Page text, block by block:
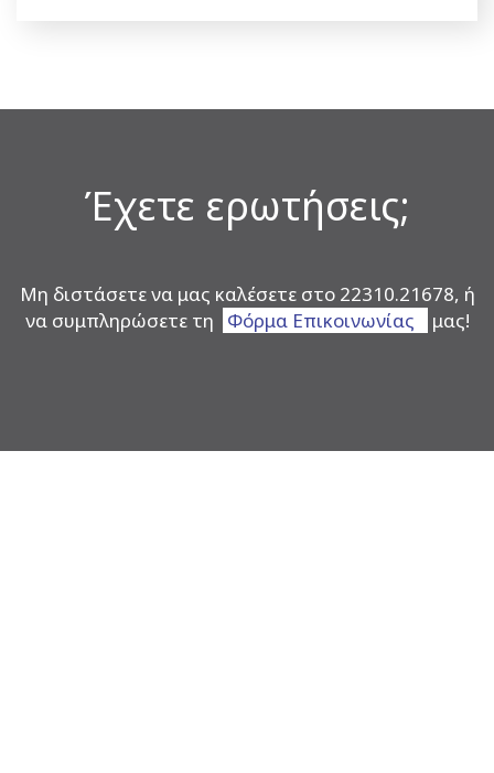
Έχετε ερωτήσεις;
Μη διστάσετε να μας καλέσετε στο 22310.21678, ή
να συμπληρώσετε τη
Φόρμα Επικοινωνίας μας!